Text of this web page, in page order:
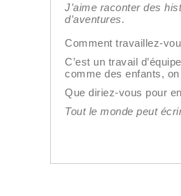
J’aime raconter des
d’aventures.
Comment travaillez-
C’est un travail
comme des enfants,
Que diriez-vous pour
Tout le monde peut